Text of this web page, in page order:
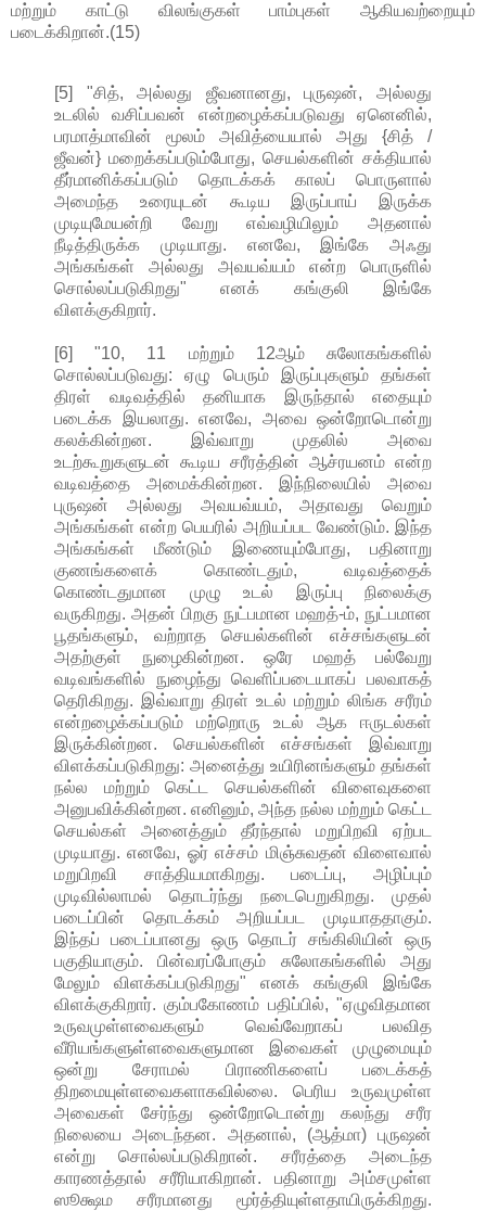
மற்றும் காட்டு விலங்குகள் பாம்புகள் ஆகியவற்றையும்
படைக்கிறான்.(15)
[5] "சித், அல்லது ஜீவனானது, புருஷன், அல்லது
உடலில் வசிப்பவன் என்றழைக்கப்படுவது ஏனெனில்,
பரமாத்மாவின் மூலம் அவித்யையால் அது {சித் /
ஜீவன்} மறைக்கப்படும்போது, செயல்களின் சக்தியால்
தீர்மானிக்கப்படும் தொடக்கக் காலப் பொருளால்
அமைந்த உரையுடன் கூடிய இருப்பாய் இருக்க
முடியுமேயன்றி வேறு எவ்வழியிலும் அதனால்
நீடித்திருக்க முடியாது. எனவே, இங்கே அஃது
அங்கங்கள் அல்லது அவயவ்யம் என்ற பொருளில்
சொல்லப்படுகிறது" எனக் கங்குலி இங்கே
விளக்குகிறார்.
[6] "10, 11 மற்றும் 12ஆம் சுலோகங்களில்
சொல்லப்படுவது: ஏழு பெரும் இருப்புகளும் தங்கள்
திரள் வடிவத்தில் தனியாக இருந்தால் எதையும்
படைக்க இயலாது. எனவே, அவை ஒன்றோடொன்று
கலக்கின்றன. இவ்வாறு முதலில் அவை
உடற்கூறுகளுடன் கூடிய சரீரத்தின் ஆச்ரயனம் என்ற
வடிவத்தை அமைக்கின்றன. இந்நிலையில் அவை
புருஷன் அல்லது அவயவ்யம், அதாவது வெறும்
அங்கங்கள் என்ற பெயரில் அறியப்பட வேண்டும். இந்த
அங்கங்கள் மீண்டும் இணையும்போது, பதினாறு
குணங்களைக் கொண்டதும், வடிவத்தைக்
கொண்டதுமான முழு உடல் இருப்பு நிலைக்கு
வருகிறது. அதன் பிறகு நுட்பமான மஹத்-ம், நுட்பமான
பூதங்களும், வற்றாத செயல்களின் எச்சங்களுடன்
அதற்குள் நுழைகின்றன. ஒரே மஹத் பல்வேறு
வடிவங்களில் நுழைந்து வெளிப்படையாகப் பலவாகத்
தெரிகிறது. இவ்வாறு திரள் உடல் மற்றும் லிங்க சரீரம்
என்றழைக்கப்படும் மற்றொரு உடல் ஆக ஈருடல்கள்
இருக்கின்றன. செயல்களின் எச்சங்கள் இவ்வாறு
விளக்கப்படுகிறது: அனைத்து உயிரினங்களும் தங்கள்
நல்ல மற்றும் கெட்ட செயல்களின் விளைவுகளை
அனுபவிக்கின்றன. எனினும், அந்த நல்ல மற்றும் கெட்ட
செயல்கள் அனைத்தும் தீர்ந்தால் மறுபிறவி ஏற்பட
முடியாது. எனவே, ஓர் எச்சம் மிஞ்சுவதன் விளைவால்
மறுபிறவி சாத்தியமாகிறது. படைப்பு, அழிப்பும்
முடிவில்லாமல் தொடர்ந்து நடைபெறுகிறது. முதல்
படைப்பின் தொடக்கம் அறியப்பட முடியாததாகும்.
இந்தப் படைப்பானது ஒரு தொடர் சங்கிலியின் ஒரு
பகுதியாகும். பின்வரப்போகும் சுலோகங்களில் அது
மேலும் விளக்கப்படுகிறது" எனக் கங்குலி இங்கே
விளக்குகிறார். கும்பகோணம் பதிப்பில், "ஏழுவிதமான
உருவமுள்ளவைகளும் வெவ்வேறாகப் பலவித
வீரியங்களுள்ளவைகளுமான இவைகள் முழுமையும்
ஒன்று சேராமல் பிராணிகளைப் படைக்கத்
திறமையுள்ளவைகளாகவில்லை. பெரிய உருவமுள்ள
அவைகள் சேர்ந்து ஒன்றோடொன்று கலந்து சரீர
நிலையை அடைந்தன. அதனால், (ஆத்மா) புருஷன்
என்று சொல்லப்படுகிறான். சரீரத்தை அடைந்த
காரணத்தால் சரீரியாகிறான். பதினாறு அம்சமுள்ள
ஸூக்ஷம சரீரமானது மூர்த்தியுள்ளதாயிருக்கிறது.